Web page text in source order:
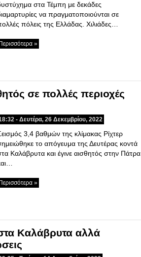
στα Τέμπη με δεκάδες
να πραγματοποιούνται σε
πόλεις της Ελλάδας. Χιλιάδες…
Περισσότερα »
σε πολλές περιοχές
- Δευτέρα, 26 Δεκεμβρίου, 2022
3,4 βαθμών της κλίμακας Ρίχτερ
το απόγευμα της Δευτέρας κοντά
Καλάβρυτα και έγινε αισθητός στην Πάτρα
Περισσότερα »
Καλάβρυτα αλλά